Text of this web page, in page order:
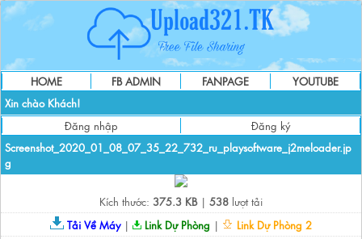
HOME FB ADMIN FANPAGE
YOUTUBE
Xin chào Khách!
Đăng nhập
Đăng ký
Screenshot_2020_01_08_07_35_22_732_ru_playsoftware_j2meloader.jp
g
Kích thước: 375.3 KB| 538 lượt tải
Tải Về Máy| Link Dự Phòng |
Link Dự Phòng 2